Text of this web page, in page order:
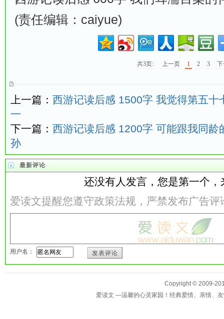
(责任编辑：caiyue)
共3页: 上一页 1 2 3
上一篇： 西游记读后感 1500字 我觉得第五十
一
下一篇： 西游记读后感 1200字 可能跟我同龄
孙
最新评论
还没有人发言，您是第一个，
爱读文提醒您遵守政策法规，严禁发布广告评
用户名： 发表评论
Copyright © 2009-
爱读文 —温馨的心灵家园！经典爱情、亲情、